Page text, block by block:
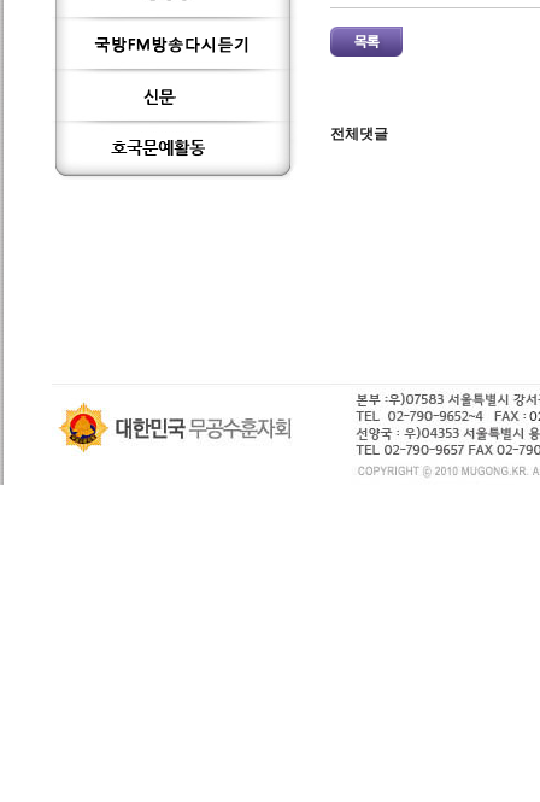
전체댓글